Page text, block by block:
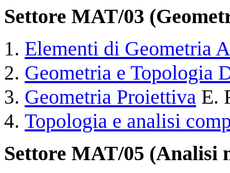
Settore MAT/03
Elementi di Geometria
Geometria e Topologia
Geometria Proiettiva E.
Topologia e analisi
Settore MAT/05 (Analisi